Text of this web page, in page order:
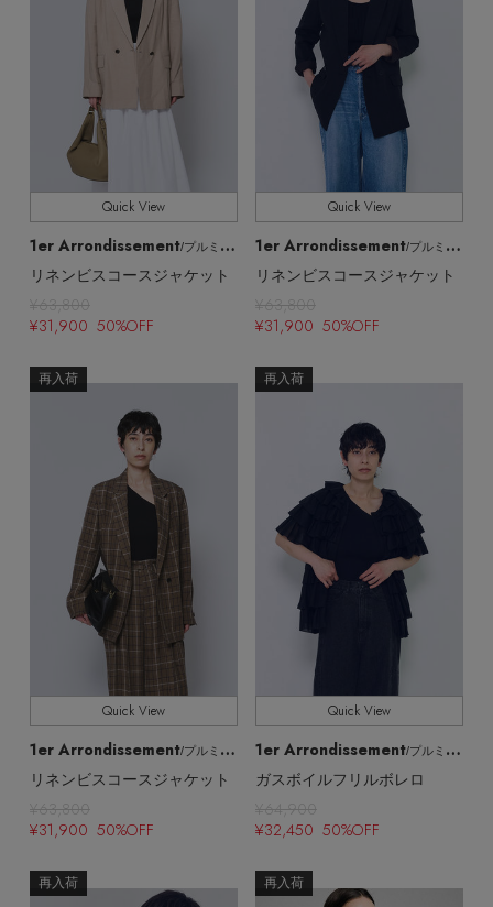
【ペプラム】トレンドシルエット
『ELLE』最新号掲載
【ジュエリー】シルバーでクールに
スカート
ジャケット
ニット
コート
ルームウェア・パジャマ
フラットシューズ
レインシューズ
ブーツ
トートバッグ
ハンドバッグ
財布・小物
ボディバッグ・ウェストポーチ
クラッチバッグ
ボストンバッグ
スーツケース
帽子・イヤーマフ
ヘアアクセサリー
スマートフォンケース・タブレットケース
グローブ
レッグウェア
ポーチ
チャーム・ストラップ
その他(傘・ハンカチ・時計など)
ピアス・イヤリング
ネックレス
バングル・ブレスレット
リング
チャーム
すべてのランジェリー
インナー
すべてのスポーツ
ウェア
シューズ
バッグ・小物
CONTENTS
特集一覧
BRAND NEWS
HOT STYLE
EDITOR'S CLOSET
メルマガ PICKUP
PERSONAL COLOR
エディター厳選ギフト
Quick View
1er Arrondissement/プルミエ アロンディスモン
リネンビスコースジャケット
¥63,800
¥31,900 50%OFF
Quick View
1er Arrondissement/プルミエ アロンディスモン
リネンビスコースジャケット
¥63,800
¥31,900 50%OFF
再入荷
Quick View
1er Arrondissement/プルミエ アロンディスモン
リネンビスコースジャケット
¥63,800
¥31,900 50%OFF
再入荷
Quick View
1er Arrondissement/プルミエ アロンディスモン
ガスボイルフリルボレロ
¥64,900
¥32,450 50%OFF
再入荷 再入荷